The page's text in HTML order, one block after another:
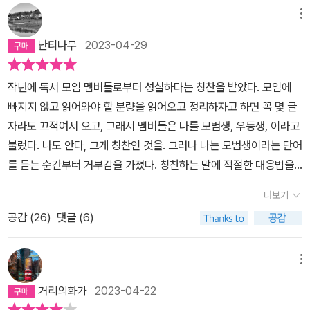
통이 분위기를 방해하도록 허용함으로써 댈러웨이 부인의 의식 속으
로 들어온다는 점이다. 이는 불행이란 것이 낯선 방문객처럼 도착해
익숙함을 방해하고, 익숙함 속에 있는 불편한 요소를 드러낸다는 점
에서 정치적 힘을 지닐 수 있음을 보여 준다. 아메드는 댈러웨이 부인
의 이런 인식을 “희망을 가득 채움으로써 미뤄 왔던” 슬픔을 이제는
기꺼이 경험하겠다는 공감의 제스처로 해석한다. 또한 이런 과거의
텍스트에 대한 비평을 현대적 텍스트들과 연결함으로써 시대를 잇는
불행한 자들의 계보를 그려낸다는 점에서 이 책은 단순한 비평에 그
치지 않는다. 예를 들어, 버지니아 울프의 󰡔댈러웨이 부인󰡕은 영화 <
퀴어 소녀의 불행, 그리고 <더 월 2>의 연인을 잃고도 애도하지 못하
행한 주체”로 살아간다는 것이 얼마나 견디기 힘든 일인지를 보여 주
는 계보가 그려진다. 불행한 퀴어뿐만 아니라 인종주의 속에서 고통
받는 이주자, 분위기 깨는 존재로 문제를 일으키기도 전에 이미 문제
난티나무 2023-04-29
작년에 독서 모임 멤버들로부터 성실하다는 칭찬을 받았다. 모임에
빠지지 않고 읽어와야 할 분량을 읽어오고 정리하자고 하면 꼭 몇 글
자라도 끄적여서 오고, 그래서 멤버들은 나를 모범생, 우등생, 이라고
불렀다. 나도 안다, 그게 칭찬인 것을. 그러나 나는 모범생이라는 단어
를 듣는 순간부터 거부감을 가졌다. 칭찬하는 말에 적절한 대응법을
다. 뭐가 싫은 걸까. 모범생, 우등생, 학교에서 말 잘 듣고 허튼 짓 안
하고 곁가지로 빠지지 않고 시키는 것(만) 잘하는 사람. 내 머릿속에
는 하라는 대로 잘하는 사람이라는 이미지만 둥둥 떠다녔다. 이건가,
내 거부감은. 사실을 말하자면 학창 시절 나는 모범생으로 보이기는
했지만 우등생은... (아주 잠깐 그렇기도 했지만 대체로 절반쯤은) 아
니었다. 시키는 걸 잘하고 싶었으나 애를 쓰지는 않았다. 애를 써도 할
더보기
공감 (26) 댓글 (6)
거리의화가2023-04-22